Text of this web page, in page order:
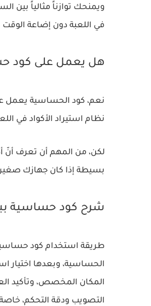
ويمنحك توازناً مثالياً بين
في اللعبة دون إضاعة الوقت
هل يعمل على كود
نعم، كود الحساسية يعمل
نظام استيراد الأكواد في
لكن، من المهم أن تعرف أنّ
بسيطة إذا كان جهازك صغيراً
شرح كود حساسية
طريقة استخدام كود حساسية
الحساسية، وبعدها اختيار
المكان المخصص، وتأكيد
التصويب ودقة التحكم،